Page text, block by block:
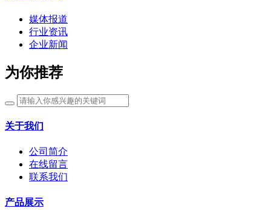
媒体报道
行业资讯
企业新闻
为你推荐
关于我们
公司简介
在线留言
联系我们
产品展示